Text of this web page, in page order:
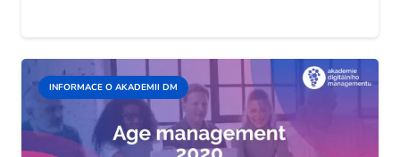
INFORMACE O AKADEMII DM